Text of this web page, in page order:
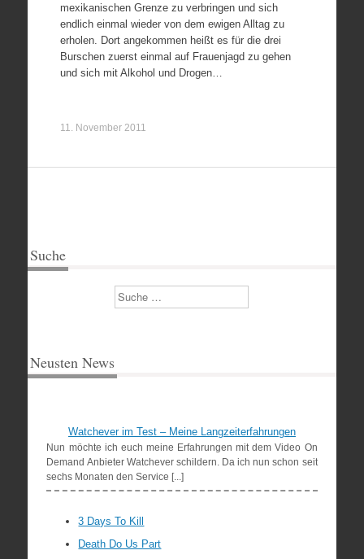
mexikanischen Grenze zu verbringen und sich
endlich einmal wieder von dem ewigen Alltag zu
erholen. Dort angekommen heißt es für die drei
Burschen zuerst einmal auf Frauenjagd zu gehen
und sich mit Alkohol und Drogen…
11. November 2011
Suche
Suchen
Neusten News
Watchever im Test – Meine Langzeiterfahrungen
Nun möchte ich euch meine Erfahrungen mit dem Video On
Demand Anbieter Watchever schildern. Da ich nun schon seit
sechs Monaten den Service [...]
3 Days To Kill
Death Do Us Part